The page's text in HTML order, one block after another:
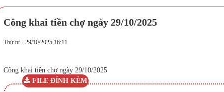
Công khai tiền chợ ngày 29/10/2025
Thứ tư - 29/10/2025 16:11
Công khai tiền chợ ngày 29/10/2025
FILE ĐÍNH KÈM